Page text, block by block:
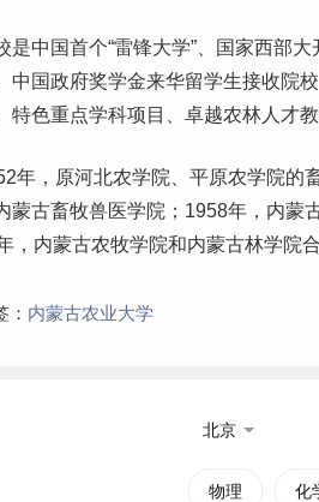
是中国首个“雷锋大学”、国家西部
中国政府奖学金来华留学生接收院
特色重点学科项目、卓越农林 人才
年，原河北农学院、平原农学院的
蒙古畜牧兽医学院；1958年，内蒙
，内蒙古农牧学院和内蒙古林学院
： 内蒙古农业大学
北京
物理 化